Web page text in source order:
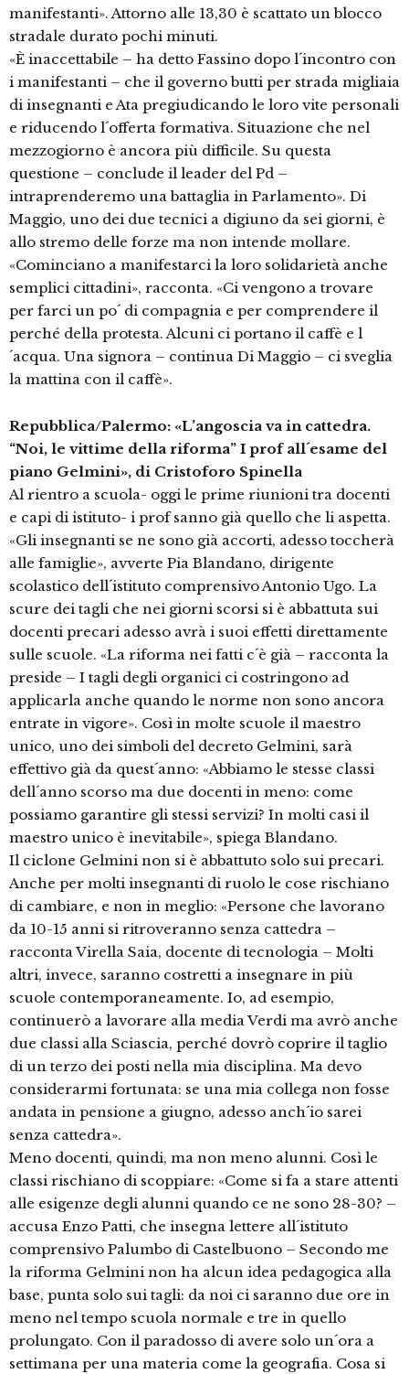
manifestanti». Attorno alle 13,30 è scattato un blocco
stradale durato pochi minuti.
«È inaccettabile – ha detto Fassino dopo l´incontro con
i manifestanti – che il governo butti per strada migliaia
di insegnanti e Ata pregiudicando le loro vite personali
e riducendo l´offerta formativa. Situazione che nel
mezzogiorno è ancora più difficile. Su questa
questione – conclude il leader del Pd –
intraprenderemo una battaglia in Parlamento». Di
Maggio, uno dei due tecnici a digiuno da sei giorni, è
allo stremo delle forze ma non intende mollare.
«Cominciano a manifestarci la loro solidarietà anche
semplici cittadini», racconta. «Ci vengono a trovare
per farci un po´ di compagnia e per comprendere il
perché della protesta. Alcuni ci portano il caffè e l
´acqua. Una signora – continua Di Maggio – ci sveglia
la mattina con il caffè».
Repubblica/Palermo: «L’angoscia va in cattedra.
“Noi, le vittime della riforma” I prof all´esame del
piano Gelmini», di Cristoforo Spinella
Al rientro a scuola- oggi le prime riunioni tra docenti
e capi di istituto- i prof sanno già quello che li aspetta.
«Gli insegnanti se ne sono già accorti, adesso toccherà
alle famiglie», avverte Pia Blandano, dirigente
scolastico dell´istituto comprensivo Antonio Ugo. La
scure dei tagli che nei giorni scorsi si è abbattuta sui
docenti precari adesso avrà i suoi effetti direttamente
sulle scuole. «La riforma nei fatti c´è già – racconta la
preside – I tagli degli organici ci costringono ad
applicarla anche quando le norme non sono ancora
entrate in vigore». Così in molte scuole il maestro
unico, uno dei simboli del decreto Gelmini, sarà
effettivo già da quest´anno: «Abbiamo le stesse classi
dell´anno scorso ma due docenti in meno: come
possiamo garantire gli stessi servizi? In molti casi il
maestro unico è inevitabile», spiega Blandano.
Il ciclone Gelmini non si è abbattuto solo sui precari.
Anche per molti insegnanti di ruolo le cose rischiano
di cambiare, e non in meglio: «Persone che lavorano
da 10-15 anni si ritroveranno senza cattedra –
racconta Virella Saia, docente di tecnologia – Molti
altri, invece, saranno costretti a insegnare in più
scuole contemporaneamente. Io, ad esempio,
continuerò a lavorare alla media Verdi ma avrò anche
due classi alla Sciascia, perché dovrò coprire il taglio
di un terzo dei posti nella mia disciplina. Ma devo
considerarmi fortunata: se una mia collega non fosse
andata in pensione a giugno, adesso anch´io sarei
senza cattedra».
Meno docenti, quindi, ma non meno alunni. Così le
classi rischiano di scoppiare: «Come si fa a stare attenti
alle esigenze degli alunni quando ce ne sono 28-30? –
accusa Enzo Patti, che insegna lettere all´istituto
comprensivo Palumbo di Castelbuono – Secondo me
la riforma Gelmini non ha alcun idea pedagogica alla
base, punta solo sui tagli: da noi ci saranno due ore in
meno nel tempo scuola normale e tre in quello
prolungato. Con il paradosso di avere solo un´ora a
settimana per una materia come la geografia. Cosa si